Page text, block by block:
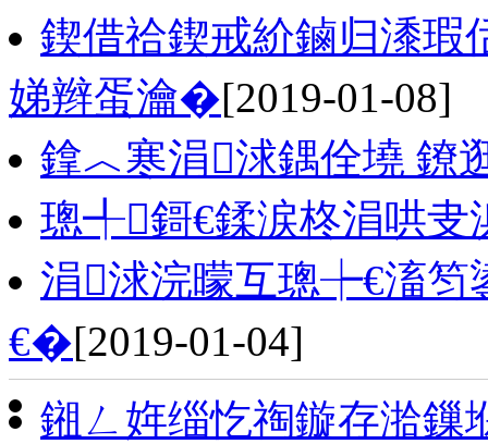
鍥借祫鍥戒紒鏀归潻瑕
娣辫蛋瀹�[2019-01-08]
鎿︿寒涓浗鍝佺墝 鐐
璁╃鎶€鍒涙柊涓哄叏
涓浗浣曚互璁┾€滀笉
€�[2019-01-04]
鎺ㄥ姩缁忔祹鏇存湁鏁